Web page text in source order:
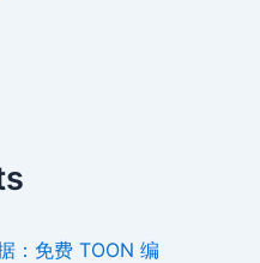
：免费 TOON 编